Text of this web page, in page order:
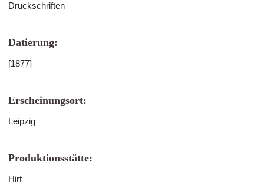
Druckschriften
Datierung:
[1877]
Erscheinungsort:
Leipzig
Produktionsstätte:
Hirt